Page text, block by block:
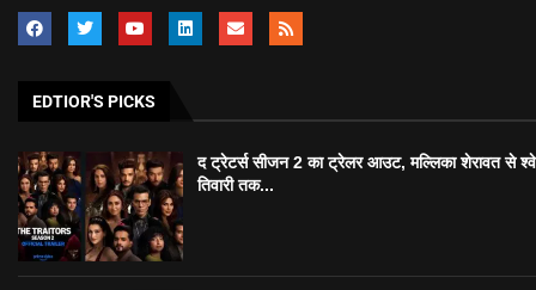
EDTIOR'S PICKS
द ट्रेटर्स सीजन 2 का ट्रेलर आउट, मल्लिका शेरावत से
तिवारी तक...